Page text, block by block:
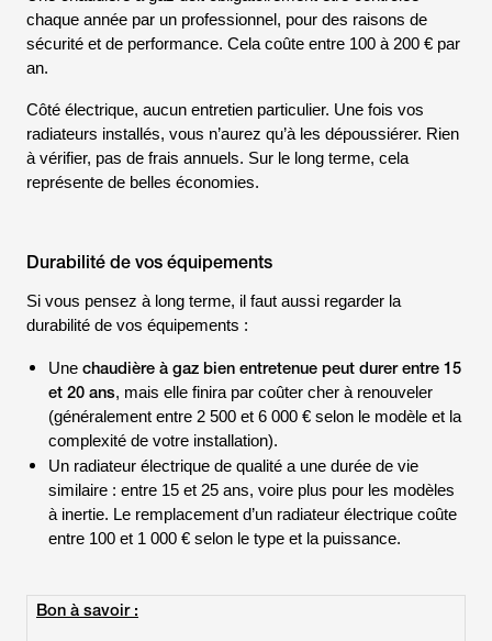
chaque année par un professionnel, pour des raisons de
sécurité et de performance. Cela coûte entre 100 à 200 € par
an.
Côté électrique, aucun entretien particulier. Une fois vos
radiateurs installés, vous n’aurez qu’à les dépoussiérer. Rien
à vérifier, pas de frais annuels. Sur le long terme, cela
représente de belles économies.
Durabilité de vos équipements
Si vous pensez à long terme, il faut aussi regarder la
durabilité de vos équipements :
Une chaudière à gaz bien entretenue peut durer entre 15
et 20 ans, mais elle finira par coûter cher à renouveler
(généralement entre 2 500 et 6 000 € selon le modèle et la
complexité de votre installation).
Un radiateur électrique de qualité a une durée de vie
similaire : entre 15 et 25 ans, voire plus pour les modèles
à inertie. Le remplacement d’un radiateur électrique coûte
entre 100 et 1 000 € selon le type et la puissance.
Bon à savoir :